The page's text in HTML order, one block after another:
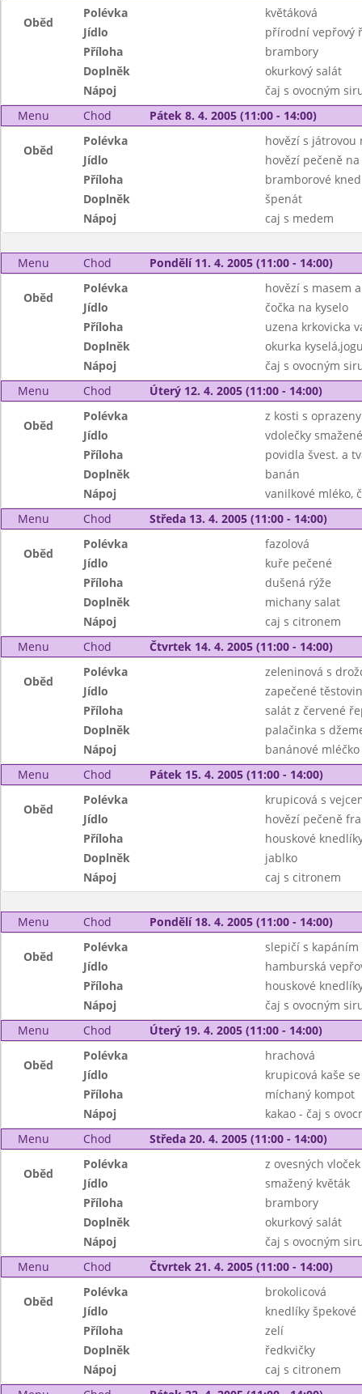
Oběd
Polévka
květáková
Jídlo
přírodní vepřový
Příloha
brambory
Doplněk
okurkový salát
Nápoj
čaj s ovocným
Menu
Chod Pátek 8. 4. 2005 (11:00 - 14:00)
Oběd
Polévka
hovězí s játrovou
Jídlo
hovězí pečeně
Příloha
bramborové
Doplněk
špenát
Nápoj
caj s medem
Menu Chod Pondělí 11. 4. 2005 (11:00 - 14:00)
Oběd
Polévka
hovězí s masem
Jídlo
čočka na kyselo
Příloha
uzena krkovicka
Doplněk
okurka
Nápoj
čaj s ovocným
Menu
Chod Úterý 12. 4. 2005 (11:00 - 14:00)
Oběd
Polévka
z kosti s
Jídlo
vdolečky smažené
Příloha
povidla švest. a
Doplněk
banán
Nápoj
vanilkové mléko,
Menu
Chod Středa 13. 4. 2005 (11:00 - 14:00)
Oběd
Polévka
fazolová
Jídlo
kuře pečené
Příloha
dušená rýže
Doplněk
michany salat
Nápoj
caj s citronem
Menu
Chod Čtvrtek 14. 4. 2005 (11:00 - 14:00)
Oběd
Polévka
zeleninová s
Jídlo
zapečené
Příloha
salát z červené
Doplněk
palačinka s
Nápoj
banánové
Menu
Chod Pátek 15. 4. 2005 (11:00 - 14:00)
Oběd
Polévka
krupicová s
Jídlo
hovězí pečeně
Příloha
houskové
Doplněk
jablko
Nápoj
caj s citronem
Menu Chod Pondělí 18. 4. 2005 (11:00 - 14:00)
Oběd
Polévka
slepičí s kapáním
Jídlo
hamburská
Příloha
houskové
Nápoj
čaj s ovocným
Menu
Chod Úterý 19. 4. 2005 (11:00 - 14:00)
Oběd
Polévka
hrachová
Jídlo
krupicová kaše
Příloha
míchaný kompot
Nápoj
kakao - čaj s
Menu
Chod Středa 20. 4. 2005 (11:00 - 14:00)
Oběd
Polévka
z ovesných vloček
Jídlo
smažený květák
Příloha
brambory
Doplněk
okurkový salát
Nápoj
čaj s ovocným
Menu
Chod Čtvrtek 21. 4. 2005 (11:00 - 14:00)
Oběd
Polévka
brokolicová
Jídlo
knedlíky špekové
Příloha
zelí
Doplněk
ředkvičky
Nápoj
caj s citronem